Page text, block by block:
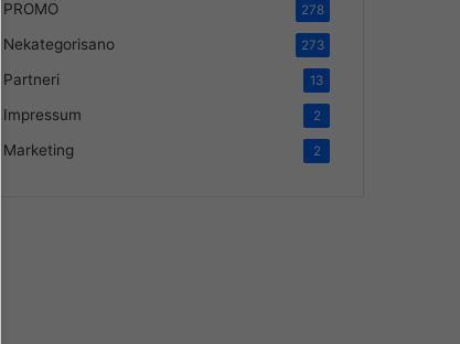
PROMO 278
Nekategorisano 273
Partneri 13
Impressum 2
Marketing 2